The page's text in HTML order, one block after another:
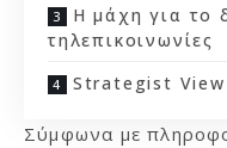
Η μάχη για το
τηλεπικοινωνίες
Strategist View
Σύμφωνα με